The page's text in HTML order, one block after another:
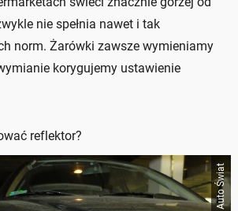
nie spełnia nawet i tak
norm. Żarówki zawsze wymieniamy
korygujemy ustawienie
reflektor?
Auto Świat